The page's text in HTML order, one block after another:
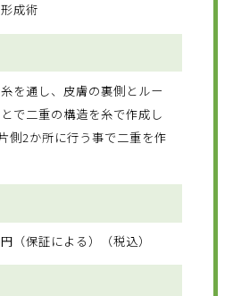
成術
を通し、皮膚の裏側とルー
で二重の構造を糸で作成し
側2か所に行う事で二重を作
（保証による）（税込）